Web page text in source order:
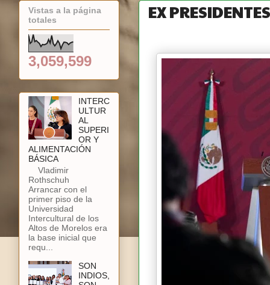
EX
Vistas a la página
totales
3,059,599
INTERC
ULTUR
AL
SUPERI
OR Y
ALIMENTACIÓN
BÁSICA
Vladimir
Rothschuh
Arrancar con el
primer piso de la
Universidad
Intercultural de los
Altos de Morelos era
la base inicial que
requ...
SON
INDIOS,